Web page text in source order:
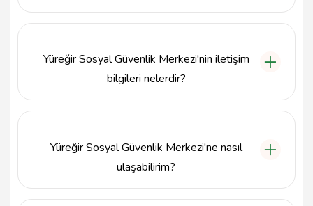
gibi çeşitli sosyal güvenlik hizmetlerini sunmaktadır.
Yüreğir Sosyal Güvenlik Merkezi'nin iletişim
bilgileri nelerdir?
Yüreğir Sosyal Güvenlik Merkezi'ne nasıl
ulaşabilirim?